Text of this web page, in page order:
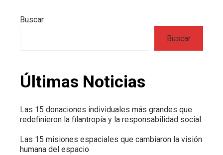
Buscar
Buscar
Últimas Noticias
Las 15 donaciones individuales más grandes que
redefinieron la filantropía y la responsabilidad social.
Las 15 misiones espaciales que cambiaron la visión
humana del espacio